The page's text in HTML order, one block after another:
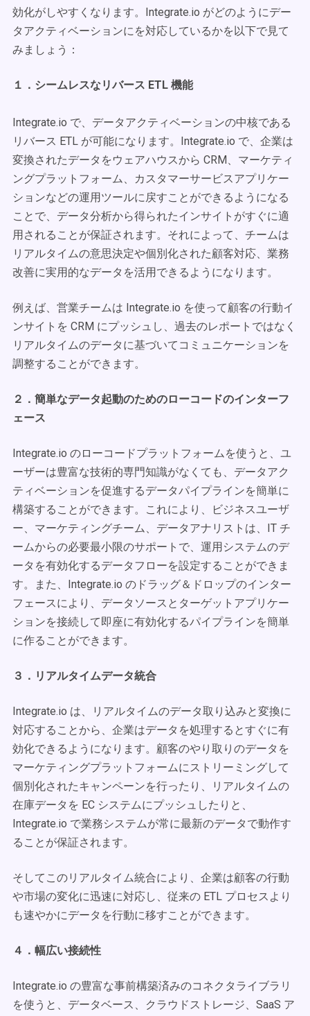
効化がしやすくなります。Integrate.io がどのようにデー
タアクティベーションにを対応しているかを以下で見て
みましょう：
１．シームレスなリバース ETL 機能
Integrate.io で、データアクティベーションの中核である
リバース ETL が可能になります。Integrate.io で、企業は
変換されたデータをウェアハウスから CRM、マーケティ
ングプラットフォーム、カスタマーサービスアプリケー
ションなどの運用ツールに戻すことができるようになる
ことで、データ分析から得られたインサイトがすぐに適
用されることが保証されます。それによって、チームは
リアルタイムの意思決定や個別化された顧客対応、業務
改善に実用的なデータを活用できるようになります。
例えば、営業チームは Integrate.io を使って顧客の行動イ
ンサイトを CRM にプッシュし、過去のレポートではなく
リアルタイムのデータに基づいてコミュニケーションを
調整することができます。
２．簡単なデータ起動のためのローコードのインターフ
ェース
Integrate.io のローコードプラットフォームを使うと、ユ
ーザーは豊富な技術的専門知識がなくても、データアク
ティベーションを促進するデータパイプラインを簡単に
構築することができます。これにより、ビジネスユーザ
ー、マーケティングチーム、データアナリストは、IT チ
ームからの必要最小限のサポートで、運用システムのデ
ータを有効化するデータフローを設定することができま
す。また、Integrate.io のドラッグ＆ドロップのインター
フェースにより、データソースとターゲットアプリケー
ションを接続して即座に有効化するパイプラインを簡単
に作ることができます。
３．リアルタイムデータ統合
Integrate.io は、リアルタイムのデータ取り込みと変換に
対応することから、企業はデータを処理するとすぐに有
効化できるようになります。顧客のやり取りのデータを
マーケティングプラットフォームにストリーミングして
個別化されたキャンペーンを行ったり、リアルタイムの
在庫データを EC システムにプッシュしたりと、
Integrate.io で業務システムが常に最新のデータで動作す
ることが保証されます。
そしてこのリアルタイム統合により、企業は顧客の行動
や市場の変化に迅速に対応し、従来の ETL プロセスより
も速やかにデータを行動に移すことができます。
４．幅広い接続性
Integrate.io の豊富な事前構築済みのコネクタライブラリ
を使うと、データベース、クラウドストレージ、SaaS ア